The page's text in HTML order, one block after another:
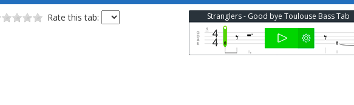
Rate this tab: Stranglers - Good bye Toulouse Bass Tab